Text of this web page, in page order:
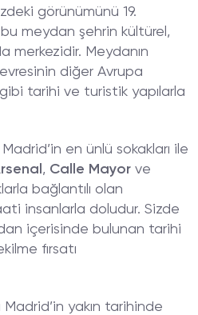
görünümünü 19.
bu meydan şehrin kültürel,
merkezidir. Meydanın
diğer Avrupa
tarihi ve turistik yapılarla
en ünlü sokakları ile
, Calle Mayor ve
bağlantılı olan
insanlarla doludur. Sizde
içerisinde bulunan tarihi
fırsatı
yakın tarihinde